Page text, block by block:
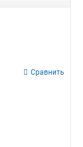
Сравнить